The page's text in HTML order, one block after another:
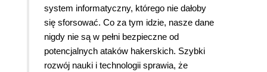
system informatyczny, którego nie dałoby
się sforsować. Co za tym idzie, nasze dane
nigdy nie są w pełni bezpieczne od
potencjalnych ataków hakerskich. Szybki
rozwój nauki i technologii sprawia, że